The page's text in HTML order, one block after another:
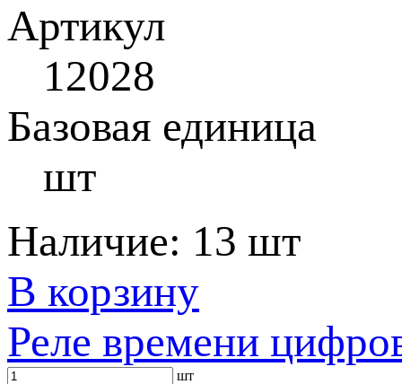
Артикул
12028
Базовая единица
шт
Наличие: 13 шт
В корзину
Реле времени
шт